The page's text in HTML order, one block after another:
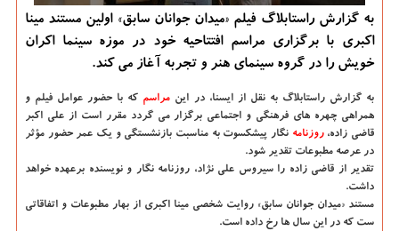
به گزارش راستابلاگ فیلم «میدان جوانان سابق» اولین مستند مینا
اكبری با برگزاری مراسم افتتاحیه خود در موزه سینما اكران
خویش را در گروه سینمای هنر و تجربه آغاز می كند.
به گزارش راستابلاگ به نقل از ایسنا، در این مراسم كه با حضور عوامل فیلم و
همراهی چهره های فرهنگی و اجتماعی برگزار می گردد مقرر است از علی اكبر
قاضی زاده،روزنامه نگار پیشكسوت به مناسبت بازنشستگی و یك عمر حضور مؤثر
در عرصه مطبوعات تقدیر شود.
تقدیر از قاضی زاده را سیروس علی نژاد، روزنامه نگار و نویسنده برعهده خواهد
داشت.
مستند «میدان جوانان سابق» روایت شخصی مینا اكبری از بهار مطبوعات و اتفاقاتی
ست كه در این سال ها رخ داده است.